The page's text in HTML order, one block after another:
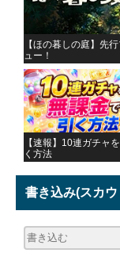
【ほの暮しの庭】先
ュー！
【速報】10連ガチャ
く方法
書き込み(スカ